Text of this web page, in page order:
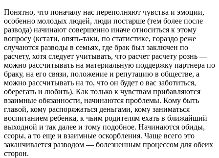
Понятно, что поначалу нас переполняют чувства и эмоции,
особенно молодых людей, люди постарше (тем более после
развода) начинают совершенно иначе относиться к этому
вопросу (кстати, опять-таки, по статистике, гораздо реже
случаются разводы в семьях, где брак был заключен по
расчету, хотя следует учитывать, что расчет расчету рознь —
можно рассчитывать на материальную поддержку партнера по
браку, на его связи, положение и репутацию в обществе, а
можно рассчитывать на то, что он будет о вас заботиться,
оберегать и любить). Как только к чувствам прибавляются
взаимные обязанности, начинаются проблемы. Кому быть
главой, кому распоряжаться деньгами, кому заниматься
воспитанием ребенка, к чьим родителям ехать в ближайший
выходной и так далее и тому подобное. Начинаются обиды,
ссоры, а то еще и взаимные оскорбления. Чаще всего это
заканчивается разводом — болезненным процессом для обеих
сторон.